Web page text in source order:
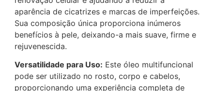
aparência de cicatrizes e marcas de imperfeições.
Sua composição única proporciona inúmeros
benefícios à pele, deixando-a mais suave, firme e
rejuvenescida.
Versatilidade para Uso: Este óleo multifuncional
pode ser utilizado no rosto, corpo e cabelos,
proporcionando uma experiência completa de